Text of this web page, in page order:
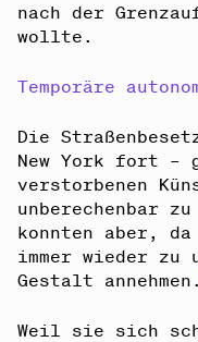
nach der
wollte.
Temporäre
Die
New York fort –
verstorbenen
unberechenbar
konnten aber,
immer wieder zu
Gestalt annehmen.
Weil sie sich